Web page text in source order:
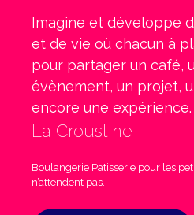
Imagine et développe
et de vie où chacun à
pour partager un café,
évènement, un projet,
encore une expérience.
La Croustine
Boulangerie Patisserie pour les
n’attendent pas.